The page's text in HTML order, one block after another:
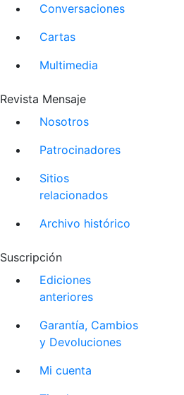
Conversaciones
Cartas
Multimedia
Revista Mensaje
Nosotros
Patrocinadores
Sitios
relacionados
Archivo histórico
Suscripción
Ediciones
anteriores
Garantía, Cambios
y Devoluciones
Mi cuenta